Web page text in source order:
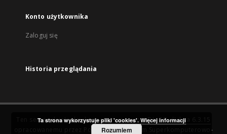
Konto użytkownika
Zaloguj się
Historia przeglądania
Ten serwis działa dzięki oprogramowaniuDInGO dLibra 6.3.15
Poznańskie Centrum Superkomputerowo-
Ta strona wykorzystuje pliki 'cookies'. Więcej informacji
Rozumiem